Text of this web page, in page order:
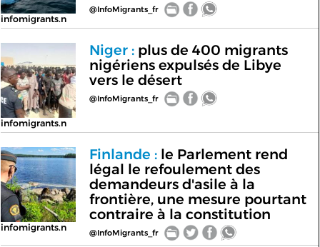
infomigrants.n
@InfoMigrants_fr
infomigrants.n
Niger :plus de 400 migrants
nigériens expulsés de Libye
vers le désert
@InfoMigrants_fr
infomigrants.n
Finlande :le Parlement rend
légal le refoulement des
demandeurs d'asile à la
frontière, une mesure pourtant
contraire à la constitution
@InfoMigrants_fr